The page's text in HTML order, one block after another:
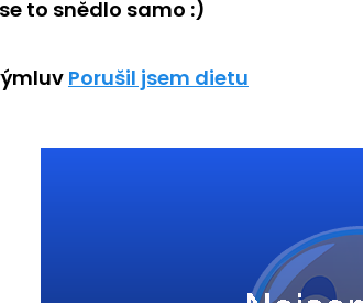
to snědlo samo :)
Porušil jsem dietu